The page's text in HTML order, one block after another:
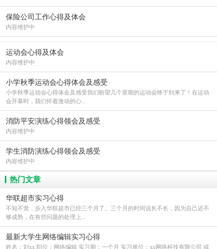
保险公司工作心得及体会
内容维护中
运动会心得及体会
内容维护中
小学秋季运动会心得体会及感受
小学秋季运动会心得体会及感受我们盼望几个星期的运动会终于到来了！在运动
会开幕时，我们怀着激动的心...
消防平安演练心得领会及感受
内容维护中
学生消防演练心得领会及感受
内容维护中
热门文章
华联超市实习心得
不知不觉，步入华联超市已经三个月了。三个月的时间说长不长，因为自己还不
够成熟，在有些问题的处理上...
最新大学生网络编辑实习心得
姓名：刘xx 职位：网络编辑 实习期：一个月 实习单位：xx网络科技有限公司 或